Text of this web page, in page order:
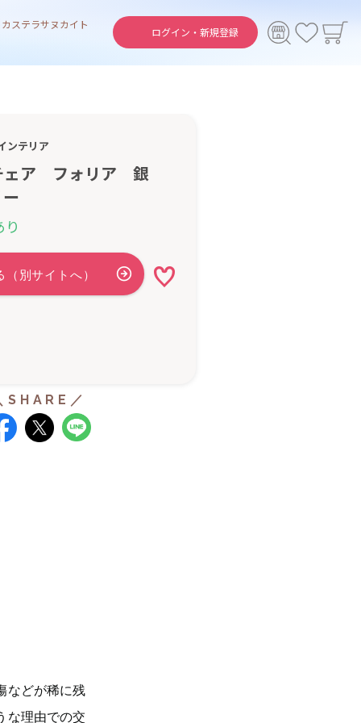
ログイン・ 新規登録
カステラサヌカイト
ンテリア
ェア フォリア 銀
り
などが稀に残
な理由での交